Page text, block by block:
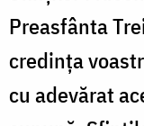
Preasfânta
credinţa
cu adevărat